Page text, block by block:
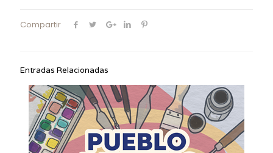
Compartir
Entradas Relacionadas